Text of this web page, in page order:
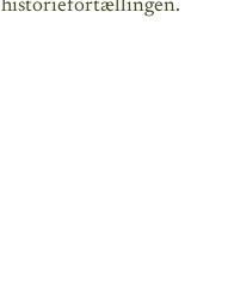
historiefortællingen.